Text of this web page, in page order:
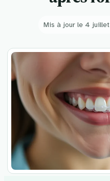
Mis à jour le 4